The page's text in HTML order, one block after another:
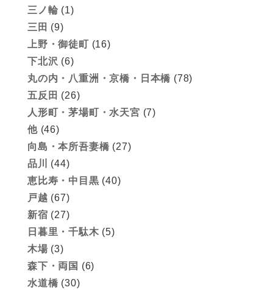
三ノ輪 (1)
三田 (9)
上野・御徒町 (16)
下北沢 (6)
丸の内・八重洲・京橋・日本橋 (78)
五反田 (26)
人形町・茅場町・水天宮 (7)
他(46)
向島・本所吾妻橋 (27)
品川
(44)
恵比寿・中目黒 (40)
戸越 (67)
新宿 (27)
日暮里・千駄木 (5)
木場 (3)
森下・両国 (6)
水道橋 (30)